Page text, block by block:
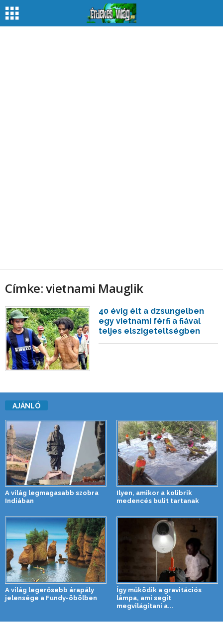
Címke: vietnami Mauglik
40 évig élt a dzsungelben
egy vietnami férfi a fiával
teljes elszigeteltségben
AJÁNLÓ
A világ legmagasabb szobra
Indiában
Ilyen, amikor a kolibrik
medencés bulit tartanak
A világ legerősebb árapály
jelensége a Fundy-öbölben
Így működik a gravitációs
lámpa, ami segít
megvilágítani a...